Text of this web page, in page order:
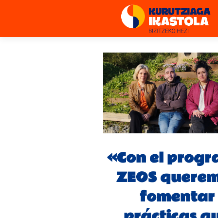
«Con el
ZEOS
fomentar